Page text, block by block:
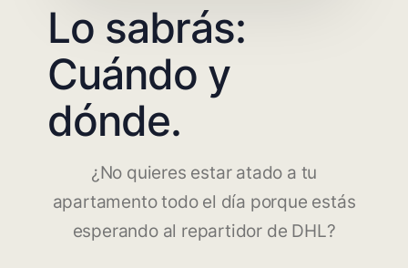
Lo sabrás:
Cuándo y
dónde.
¿No quieres estar atado a tu
apartamento todo el día porque estás
esperando al repartidor de DHL?